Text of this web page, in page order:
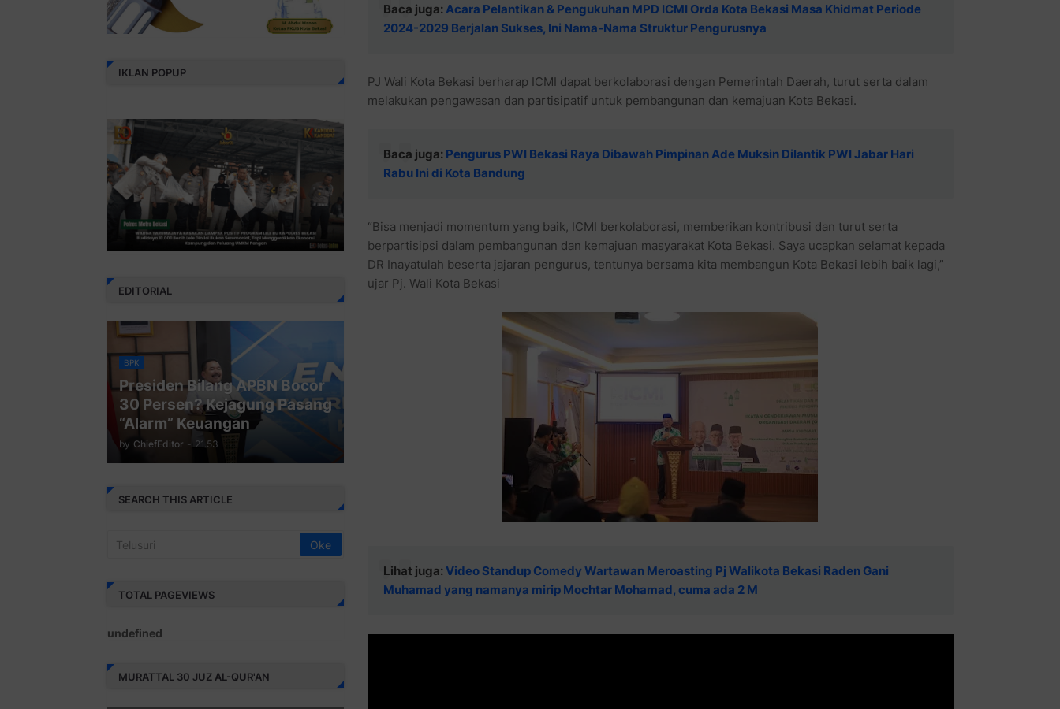
Baca juga: Acara Pelantikan & Pengukuhan MPD ICMI Orda Kota Bekasi Masa Khidmat Periode
2024-2029 Berjalan Sukses, Ini Nama-Nama Struktur Pengurusnya
PJ Wali Kota Bekasi berharap ICMI dapat berkolaborasi dengan Pemerintah Daerah, turut serta dalam
melakukan pengawasan dan partisipatif untuk pembangunan dan kemajuan Kota Bekasi.
Baca juga: Pengurus PWI Bekasi Raya Dibawah Pimpinan Ade Muksin Dilantik PWI Jabar Hari
Rabu Ini di Kota Bandung
“Bisa menjadi momentum yang baik, ICMI berkolaborasi, memberikan kontribusi dan turut serta
berpartisipsi dalam pembangunan dan kemajuan masyarakat Kota Bekasi. Saya ucapkan selamat kepada
DR Inayatulah beserta jajaran pengurus, tentunya bersama kita membangun Kota Bekasi lebih baik lagi,”
ujar Pj. Wali Kota Bekasi
Lihat juga: Video Standup Comedy Wartawan Meroasting Pj Walikota Bekasi Raden Gani
Muhamad yang namanya mirip Mochtar Mohamad, cuma ada 2 M
IKLAN POPUP
EDITORIAL
BPK
Presiden Bilang APBN Bocor
30 Persen? Kejagung Pasang
“Alarm” Keuangan
by ChiefEditor - 21.53
SEARCH THIS ARTICLE
TOTAL PAGEVIEWS
undefined
MURATTAL 30 JUZ AL-QUR'AN